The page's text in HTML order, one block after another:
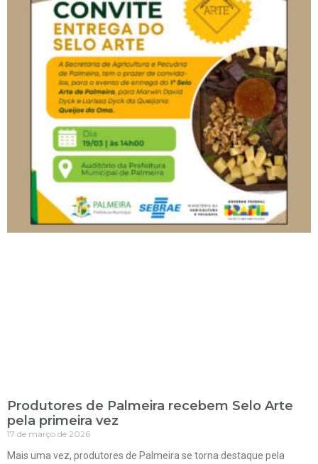
Produtores de Palmeira recebem Selo Arte
pela primeira vez
17 de março de 2026
Mais uma vez, produtores de Palmeira se torna destaque pela